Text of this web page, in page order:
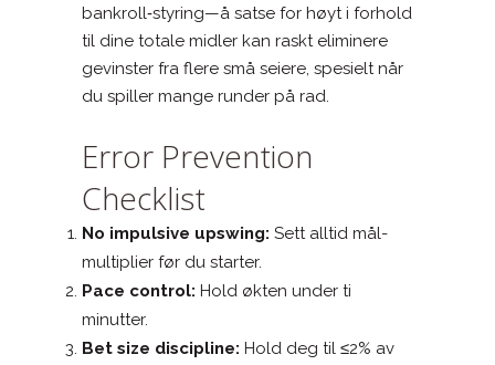
bankroll‑styring—å satse for høyt i forhold
til dine totale midler kan raskt eliminere
gevinster fra flere små seiere, spesielt når
du spiller mange runder på rad.
Error Prevention
Checklist
No impulsive upswing: Sett alltid mål-
multiplier før du starter.
Pace control: Hold økten under ti
minutter.
Bet size discipline: Hold deg til ≤2% av